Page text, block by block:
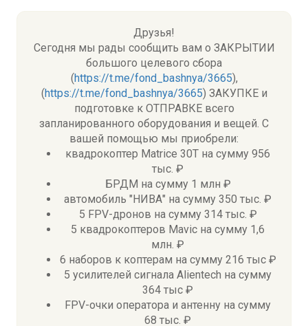
Друзья!
Сегодня мы рады сообщить вам о ЗАКРЫТИИ
большого целевого сбора
(https://t.me/fond_bashnya/3665),
(https://t.me/fond_bashnya/3665) ЗАКУПКЕ и
подготовке к ОТПРАВКЕ всего
запланированного оборудования и вещей. С
вашей помощью мы приобрели:
квадрокоптер Matrice 30T на сумму 956
тыс. ₽
БРДМ на сумму 1 млн ₽
автомобиль "НИВА" на сумму 350 тыс. ₽
5 FPV-дронов на сумму 314 тыс. ₽
5 квадрокоптеров Mavic на сумму 1,6
млн. ₽
6 наборов к коптерам на сумму 216 тыс ₽
5 усилителей сигнала Alientech на сумму
364 тыс ₽
FPV-очки оператора и антенну на сумму
68 тыс. ₽